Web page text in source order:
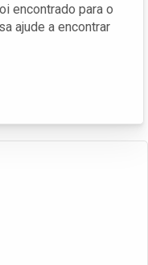
encontrado para o
ajude a encontrar